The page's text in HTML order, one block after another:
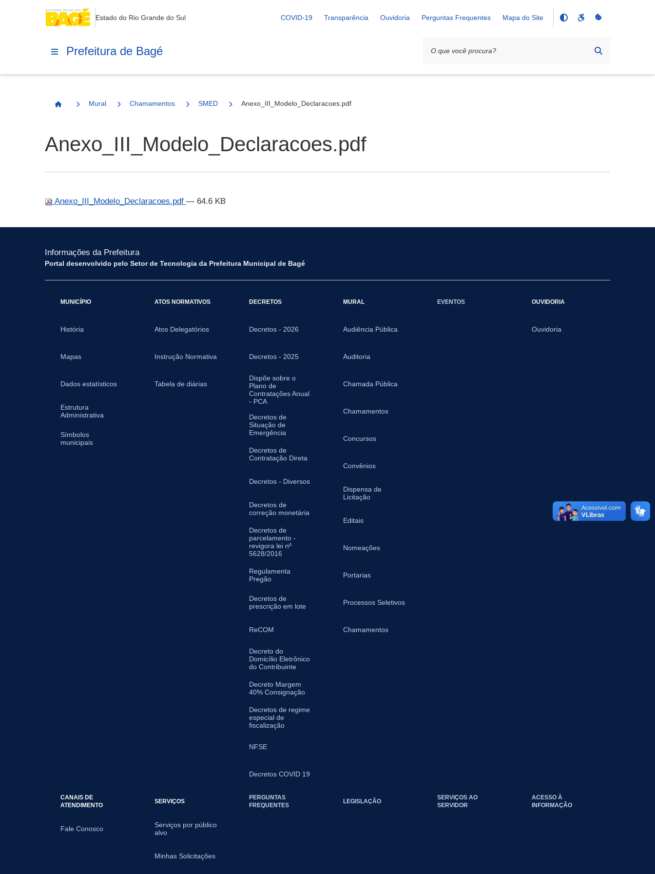
Estado do Rio Grande do Sul COVID-19 Transparência Ouvidoria Perguntas Frequentes Mapa do Site
Prefeitura de Bagé
Página Inicial
Mural Chamamentos SMED Anexo_III_Modelo_Declaracoes.pdf
Anexo_III_Modelo_Declaracoes.pdf
Anexo_III_Modelo_Declaracoes.pdf — 64.6 KB
Informações da Prefeitura
Portal desenvolvido pelo Setor de Tecnologia da Prefeitura Municipal de Bagé
MUNICÍPIO
História
Mapas
Dados estatísticos
Estrutura
Administrativa
Símbolos
municipais
ATOS NORMATIVOS
Atos Delegatórios
Instrução Normativa
Tabela de diárias
DECRETOS
Decretos - 2026
Decretos - 2025
Dispõe sobre o
Plano de
Contratações Anual
- PCA
Decretos de
Situação de
Emergência
Decretos de
Contratação Direta
Decretos - Diversos
Decretos de
correção monetária
Decretos de
parcelamento -
revigora lei nº
5628/2016
Regulamenta
Pregão
Decretos de
prescrição em lote
ReCOM
Decreto do
Domicílio Eletrônico
do Contribuinte
Decreto Margem
40% Consignação
Decretos de regime
especial de
fiscalização
NFSE
Decretos COVID 19
MURAL
Audiência Pública
Auditoria
Chamada Pública
Chamamentos
Concursos
Convênios
Dispensa de
Licitação
Editais
Nomeações
Portarias
Processos Seletivos
Chamamentos
EVENTOS OUVIDORIA
Ouvidoria
CANAIS DE
ATENDIMENTO
Fale Conosco
SERVIÇOS
Serviços por público
alvo
Minhas Solicitações
PERGUNTAS
FREQUENTES
LEGISLAÇÃO
SERVIÇOS AO
SERVIDOR
ACESSO À
INFORMAÇÃO